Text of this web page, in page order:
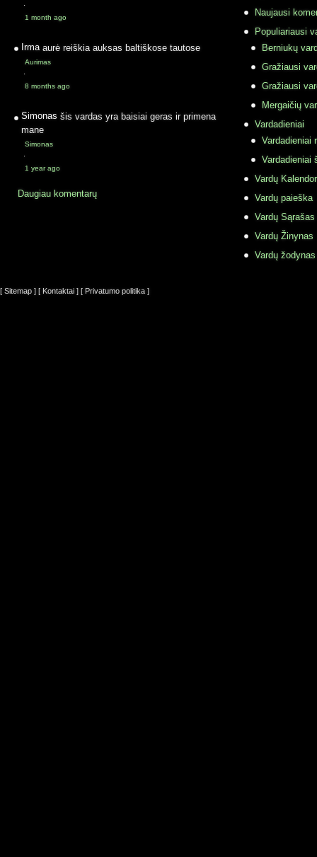
·
1 month ago
Irma aurė reiškia auksas baltiškose tautose
Aurimas
·
8 months ago
Simonas šis vardas yra baisiai geras ir primena
mane
Simonas
·
1 year ago
Daugiau komentarų
Naujausi
Populiariausi
Berniukų
Gražiausi
Gražiausi
Mergaičių
Vardadieniai
Vardadieniai
Vardadieniai
Vardų
Vardų paieška
Vardų Sąrašas
Vardų Žinynas
Vardų
[ Sitemap ] [ Kontaktai ] [ Privatumo politika ]